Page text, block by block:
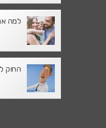
למה
החוק